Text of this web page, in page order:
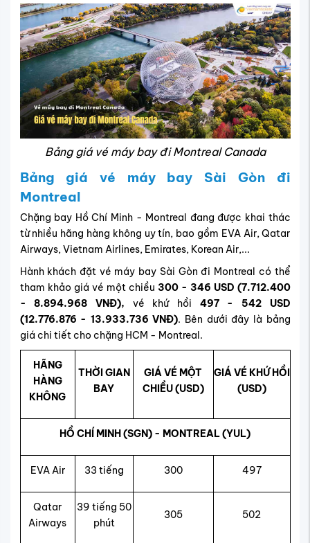
Bảng giá vé máy bay đi Montreal Canada
Bảng giá vé máy bay Sài Gòn đi
Montreal
Chặng bay Hồ Chí Minh - Montreal đang được khai thác
từ nhiều hãng hàng không uy tín, bao gồm EVA Air, Qatar
Airways, Vietnam Airlines, Emirates, Korean Air,...
Hành khách đặt vé máy bay Sài Gòn đi Montreal có thể
tham khảo giá vé một chiều 300 - 346 USD (7.712.400
- 8.894.968
VNĐ), vé khứ hồi 497 - 542 USD
(12.776.876 - 13.933.736 VNĐ). Bên dưới đây là bảng
giá chi tiết cho chặng HCM - Montreal.
HÃNG
HÀNG
KHÔNG
THỜI GIAN
BAY
GIÁ VÉ MỘT
CHIỀU (USD)
GIÁ VÉ KHỨ HỒI
(USD)
HỒ CHÍ MINH (SGN) - MONTREAL (YUL)
EVA Air 33 tiếng 300 497
Qatar
Airways
39 tiếng 50
phút
305 502